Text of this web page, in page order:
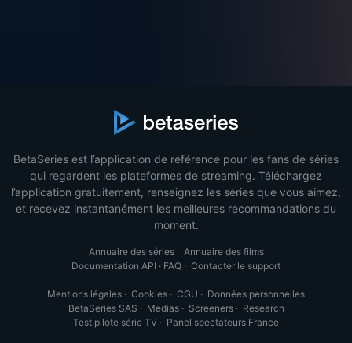
BetaSeries est l’application de référence pour les fans de séries
qui regardent les plateformes de streaming. Téléchargez
l’application gratuitement, renseignez les séries que vous aimez,
et recevez instantanément les meilleures recommandations du
moment.
Annuaire des séries· Annuaire des films
Documentation API · FAQ · Contacter le support
Mentions légales · Cookies · CGU · Données personnelles
BetaSeries SAS · Medias· Screeners· Research
Test pilote série TV · Panel spectateurs France